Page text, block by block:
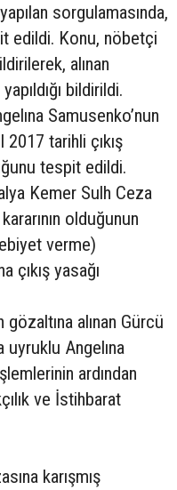
sorgulamasında,
edildi. Konu, nöbetçi
alınan
bildirildi.
Samusenko’nun
tarihli çıkış
tespit edildi.
Kemer Sulh Ceza
olduğunun
verme)
çıkış yasağı
alınan Gürcü
uyruklu Angelına
ardından
ve İstihbarat
karışmış